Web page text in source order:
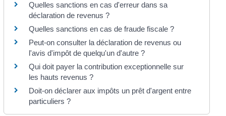
Quelles sanctions en cas d'erreur dans sa
déclaration de revenus ?
Quelles sanctions en cas de fraude fiscale ?
Peut-on consulter la déclaration de revenus ou
l'avis d'impôt de quelqu'un d'autre ?
Qui doit payer la contribution exceptionnelle sur
les hauts revenus ?
Doit-on déclarer aux impôts un prêt d'argent entre
particuliers ?